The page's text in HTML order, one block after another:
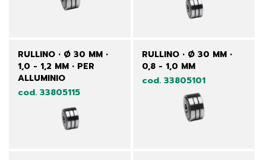
RULLINO • Ø 30 MM •
1,0 - 1,2 MM • PER
ALLUMINIO
cod. 33805115
RULLINO • Ø 30 MM •
0,8 - 1,0 MM
cod. 33805101